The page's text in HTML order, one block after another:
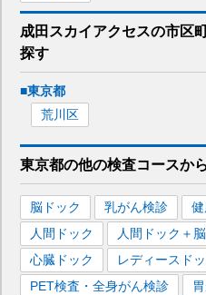
成田スカイアクセスの市区
探す
■東京都
荒川区
東京都の他の検査コースか
脳ドック 乳がん検診
人間ドック
人間ドック＋
心臓ドック
レディースド
PET検査・全身がん検診